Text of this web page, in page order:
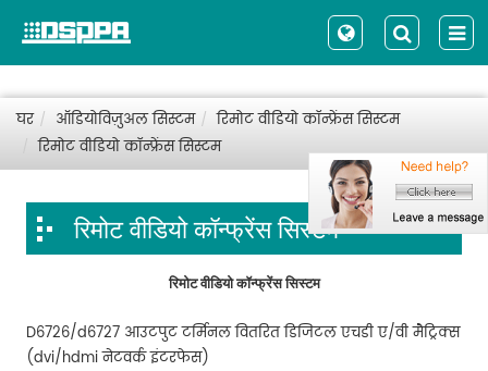
घर ऑडियोविज़ुअल सिस्टम
रिमोट वीडियो कॉन्फ्रेंस सिस्टम
रिमोट वीडियो कॉन्फ्रेंस सिस्टम
रिमोट वीडियो कॉन्फ्रेंस सिस्टम
रिमोट वीडियो कॉन्फ्रेंस सिस्टम
D6726/d6727 आउटपुट टर्मिनल वितरित डिजिटल एचडी ए/वी मैट्रिक्स
(dvi/hdmi नेटवर्क इंटरफेस)